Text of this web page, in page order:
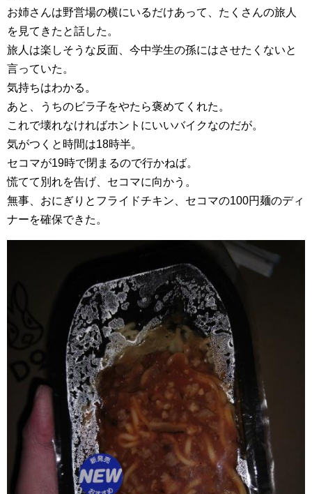
お姉さんは野営場の横にいるだけあって、たくさんの旅人
を見てきたと話した。
旅人は楽しそうな反面、今中学生の孫にはさせたくないと
言っていた。
気持ちはわかる。
あと、うちのビラ子をやたら褒めてくれた。
これで壊れなければホントにいいバイクなのだが。
気がつくと時間は18時半。
セコマが19時で閉まるので行かねば。
慌てて別れを告げ、セコマに向かう。
無事、おにぎりとフライドチキン、セコマの100円麺のディ
ナーを確保できた。